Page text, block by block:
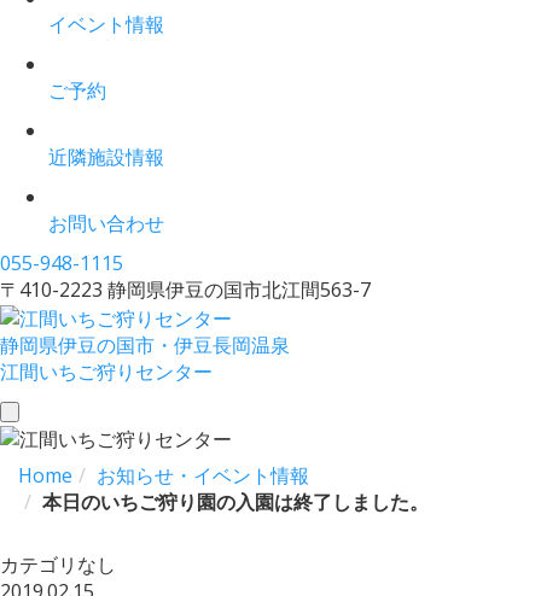
イベント情報
ご予約
近隣施設情報
お問い合わせ
055-948-1115
〒410-2223 静岡県伊豆の国市北江間563-7
静岡県伊豆の国市・伊豆長岡温泉
江間いちご狩りセンター
toggle
navigation
Home
お知らせ・イベント情報
本日のいちご狩り園の入園は終了しました。
カテゴリなし